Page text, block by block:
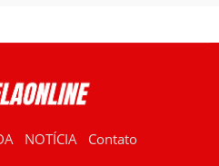
NOTÍCIA Contato